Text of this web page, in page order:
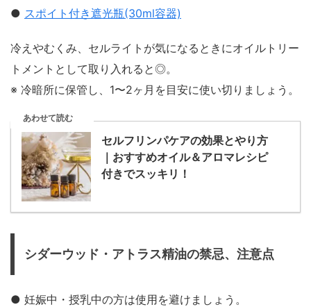
● スポイト付き遮光瓶(30ml容器)
冷えやむくみ、セルライトが気になるときにオイルトリー
トメントとして取り入れると◎。
※ 冷暗所に保管し、1〜2ヶ月を目安に使い切りましょう。
あわせて読む
セルフリンパケアの効果とやり方
｜おすすめオイル＆アロマレシピ
付きでスッキリ！
シダーウッド・アトラス精油の禁忌、注意点
● 妊娠中・授乳中の方は使用を避けましょう。